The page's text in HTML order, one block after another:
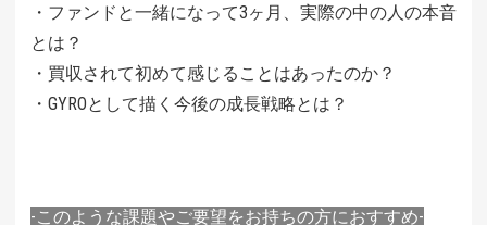
・ファンドと一緒になって3ヶ月、実際の中の人の本音
とは？
・買収されて初めて感じることはあったのか？
・GYROとして描く今後の成長戦略とは？
-このような課題やご要望をお持ちの方におすすめ-